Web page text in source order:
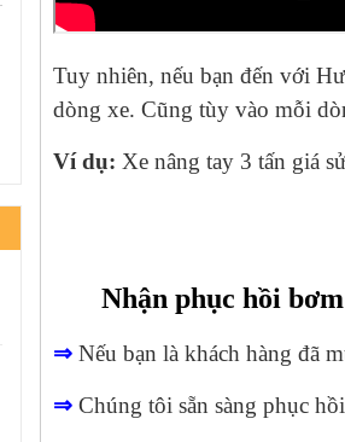
Tuy nhiên, nếu bạn đến với
dòng xe. Cũng tùy vào mỗi
Ví dụ: Xe nâng tay 3 tấn giá
Nhận phục hồi
⇒Nếu bạn là khách hàng đã
⇒ Chúng tôi sẵn sàng phục